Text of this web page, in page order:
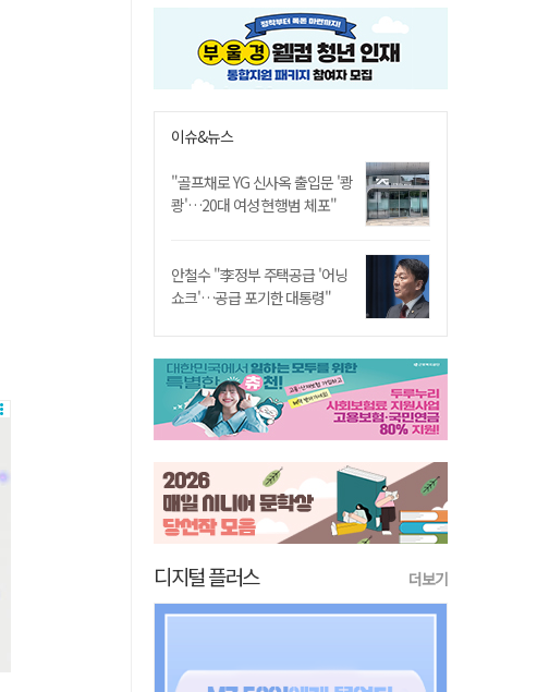
이슈&뉴스
"골프채로 YG 신사옥 출입문 '쾅
쾅'…20대 여성 현행범 체포"
안철수 "李정부 주택공급 '어닝
쇼크'…공급 포기한 대통령"
디지털 플러스 더보기